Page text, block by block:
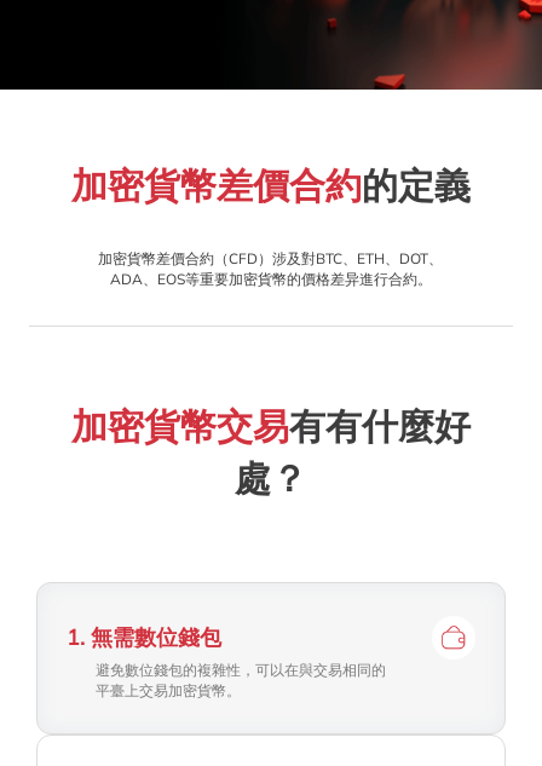
加密貨幣差價合約的定義
加密貨幣差價合約（CFD）涉及對BTC、ETH、DOT、
ADA、EOS等重要加密貨幣的價格差异進行合約。
加密貨幣交易有有什麼好
處？
1. 無需數位錢包
避免數位錢包的複雜性，可以在與交易相同的
平臺上交易加密貨幣。